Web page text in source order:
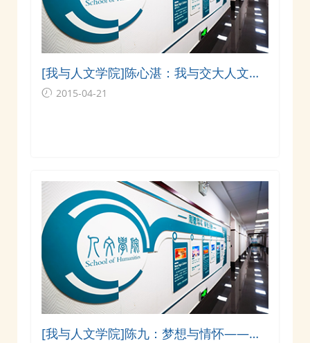
[我与人文学院]陈心湛：我与交大人文学
院 2015-04-21
[我与人文学院]陈九：梦想与情怀——我